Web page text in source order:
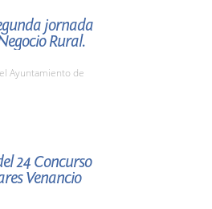
jornada
Rural.
Ayuntamiento de
24 Concurso
Venancio